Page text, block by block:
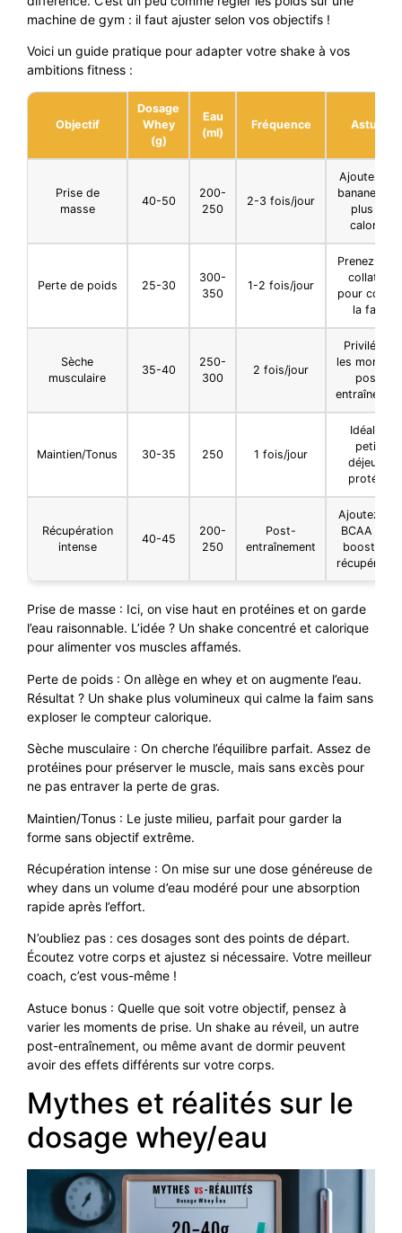
machine de gym : il faut ajuster selon vos objectifs !
Voici un guide pratique pour adapter votre shake à vos
ambitions fitness :
Objectif
Dosage
Whey
(g)
Eau
(ml)
Fréquence Astuce
Prise de
masse
40-50
200-
250
2-3 fois/jour
Ajoutez une
banane
plus de
calories
Perte de poids 25-30
300-
350
1-2 fois/jour
Prenez-le
collation
pour
la faim
Sèche
musculaire
35-40
250-
300
2 fois/jour
Privilégiez
les
post-
Maintien/Tonus 30-35 250 1 fois/jour
Idéal en
petit-
déjeuner
protéiné
Récupération
intense
40-45
200-
250
Post-
entraînement
Ajoutez des
BCAA pour
booster la
Prise de masse : Ici, on vise haut en protéines et on garde
l’eau raisonnable. L’idée ? Un shake concentré et calorique
pour alimenter vos muscles affamés.
Perte de poids : On allège en whey et on augmente l’eau.
Résultat ? Un shake plus volumineux qui calme la faim sans
exploser le compteur calorique.
Sèche musculaire : On cherche l’équilibre parfait. Assez de
protéines pour préserver le muscle, mais sans excès pour
ne pas entraver la perte de gras.
Maintien/Tonus : Le juste milieu, parfait pour garder la
forme sans objectif extrême.
Récupération intense : On mise sur une dose généreuse de
whey dans un volume d’eau modéré pour une absorption
rapide après l’effort.
N’oubliez pas : ces dosages sont des points de départ.
Écoutez votre corps et ajustez si nécessaire. Votre meilleur
coach, c’est vous-même !
Astuce bonus : Quelle que soit votre objectif, pensez à
varier les moments de prise. Un shake au réveil, un autre
post-entraînement, ou même avant de dormir peuvent
avoir des effets différents sur votre corps.
Mythes et réalités sur le
dosage whey/eau